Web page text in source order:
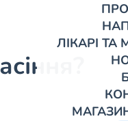
ЛІКАРІ